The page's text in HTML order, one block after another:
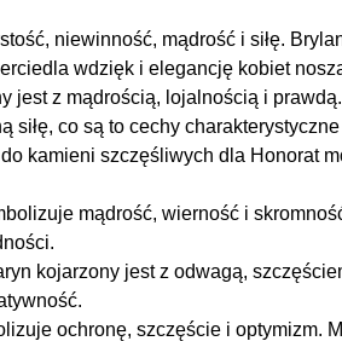
niewinność, mądrość i siłę.
wdzięk i elegancję kobiet
jest z mądrością, lojalnością i
siłę, co są to cechy
kamieni szczęśliwych dla Honorat
mądrość, wierność i
kojarzony jest z odwagą,
ochronę, szczęście i optymizm.